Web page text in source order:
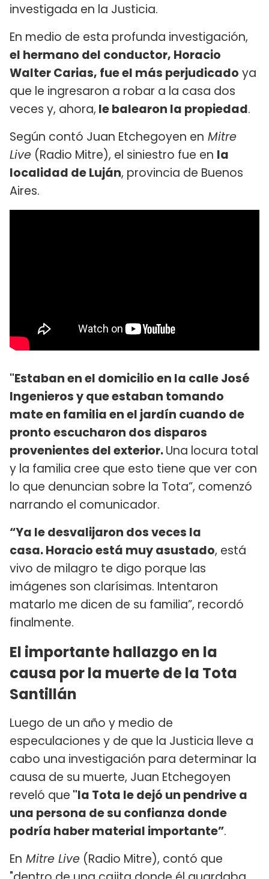
investigada en la Justicia.
En medio de esta profunda investigación,
el hermano del conductor, Horacio
Walter Carias, fue el más perjudicado ya
que le ingresaron a robar a la casa dos
veces y, ahora, le balearon la propiedad.
Según contó Juan Etchegoyen en Mitre
Live (Radio Mitre), el siniestro fue en la
localidad de Luján, provincia de Buenos
Aires.
"Estaban en el domicilio en la calle José
Ingenieros y que estaban tomando
mate en familia en el jardín cuando de
pronto escucharon dos disparos
provenientes del exterior.Una locura total
y la familia cree que esto tiene que ver con
lo que denuncian sobre la Tota”, comenzó
narrando el comunicador.
“Ya le desvalijaron dos veces la
casa. Horacio está muy asustado, está
vivo de milagro te digo porque las
imágenes son clarísimas. Intentaron
matarlo me dicen de su familia”, recordó
finalmente.
El importante hallazgo en la
causa por la muerte de la Tota
Santillán
Luego de un año y medio de
especulaciones y de que la Justicia lleve a
cabo una investigación para determinar la
causa de su muerte, Juan Etchegoyen
reveló que "la Tota le dejó un pendrive a
una persona de su confianza donde
podría haber material importante”.
En Mitre Live (Radio Mitre), contó que